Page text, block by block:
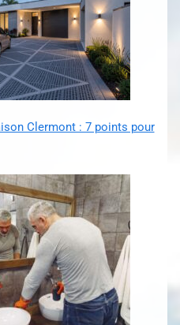
Clermont : 7 points pour